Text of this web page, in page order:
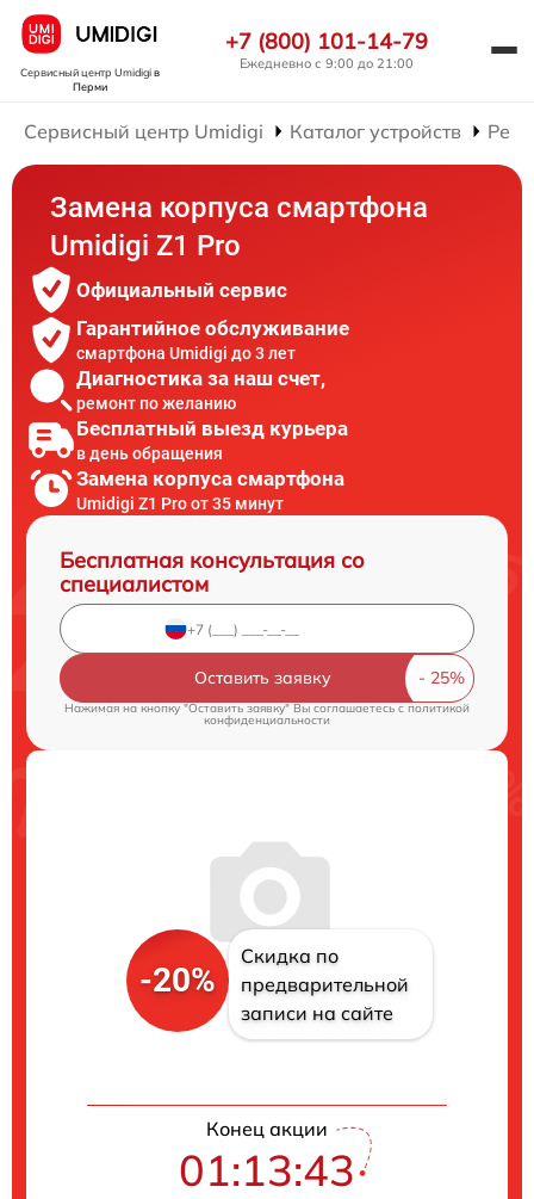
Сервисный центр Umidigiв
Перми
+7 (800) 101-14-79
Ежедневно с 9:00 до 21:00
Сервисный центр Umidigi Каталог устройств
Замена корпуса смартфона
Umidigi Z1 Pro
Официальный сервис
Гарантийное обслуживание
смартфона Umidigi до 3 лет
Диагностика за наш счет,
ремонт по желанию
Бесплатный выезд курьера
в день обращения
Замена корпуса смартфона
Umidigi Z1 Pro от 35 минут
Бесплатная консультация со
специалистом
Оставить заявку
Нажимая на кнопку "Оставить заявку" Вы соглашаетесь c политикой
конфиденциальности
-20%
Скидка по
предварительной
записи на сайте
Конец акции
01:13:42